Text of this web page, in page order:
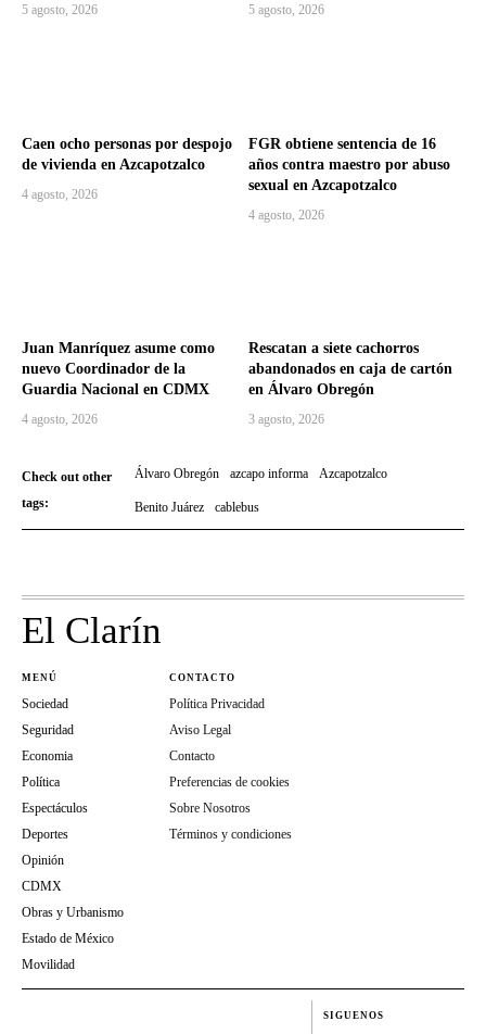
5 agosto, 2026 5 agosto, 2026
Caen ocho personas por despojo
de vivienda en Azcapotzalco
4 agosto, 2026
FGR obtiene sentencia de 16
años contra maestro por abuso
sexual en Azcapotzalco
4 agosto, 2026
Juan Manríquez asume como
nuevo Coordinador de la
Guardia Nacional en CDMX
4 agosto, 2026
Rescatan a siete cachorros
abandonados en caja de cartón
en Álvaro Obregón
3 agosto, 2026
Check out other
tags:
Álvaro Obregón azcapo informa Azcapotzalco
Benito Juárez cablebus
El Clarín
MENÚ
Sociedad
Seguridad
Economia
Política
Espectáculos
Deportes
Opinión
CDMX
Obras y Urbanismo
Estado de México
Movilidad
CONTACTO
Política Privacidad
Aviso Legal
Contacto
Preferencias de cookies
Sobre Nosotros
Términos y condiciones
SIGUENOS